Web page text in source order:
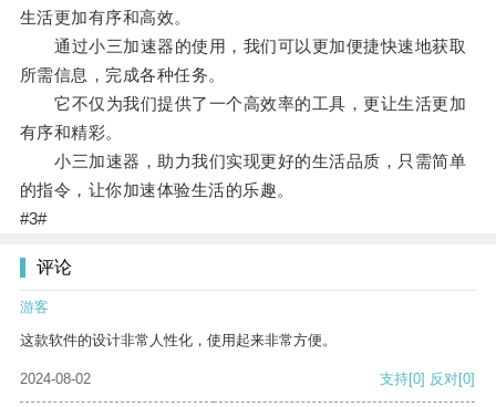
生活更加有序和高效。
通过小三加速器的使用，我们可以更加便捷快速地获取
所需信息，完成各种任务。
它不仅为我们提供了一个高效率的工具，更让生活更加
有序和精彩。
小三加速器，助力我们实现更好的生活品质，只需简单
的指令，让你加速体验生活的乐趣。
#3#
评论
游客
这款软件的设计非常人性化，使用起来非常方便。
2024-08-02 支持[0] 反对[0]